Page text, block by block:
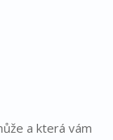
a která vám